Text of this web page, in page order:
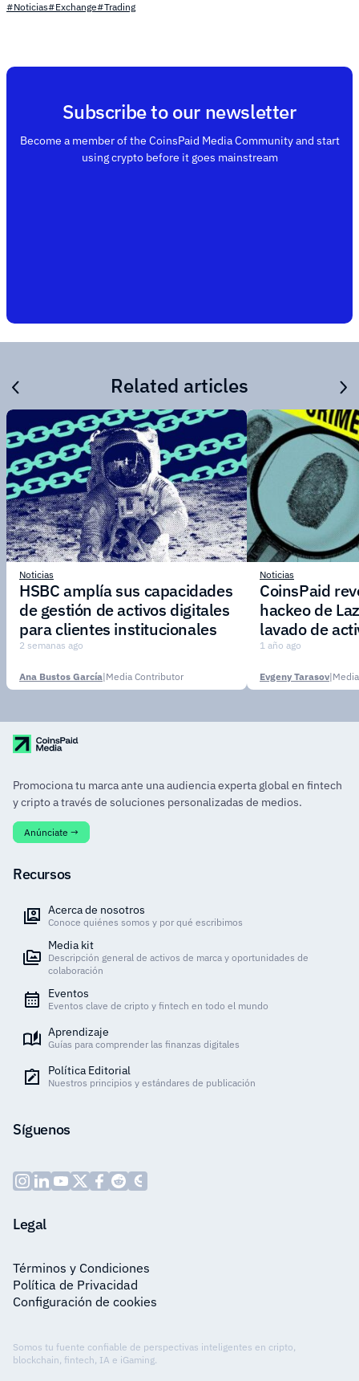
#Noticias#Exchange#Trading
Subscribe to our newsletter
Become a member of the CoinsPaid Media Community and start
using crypto before it goes mainstream
Related articles
Noticias
HSBC amplía sus capacidades
de gestión de activos digitales
para clientes institucionales
2 semanas ago
Ana Bustos García|Media Contributor
Noticias
CoinsPaid
hackeo de
lavado de
1 año ago
Evgeny Tarasov|
Promociona tu marca ante una audiencia experta global en fintech
y cripto a través de soluciones personalizadas de medios.
Anúnciate →
Recursos
Acerca de nosotros
Conoce quiénes somos y por qué escribimos
Media kit
Descripción general de activos de marca y oportunidades de
colaboración
Eventos
Eventos clave de cripto y fintech en todo el mundo
Aprendizaje
Guías para comprender las finanzas digitales
Política Editorial
Nuestros principios y estándares de publicación
Síguenos
Legal
Términos y Condiciones
Política de Privacidad
Configuración de cookies
Somos tu fuente confiable de perspectivas inteligentes en cripto,
blockchain, fintech, IA e iGaming.